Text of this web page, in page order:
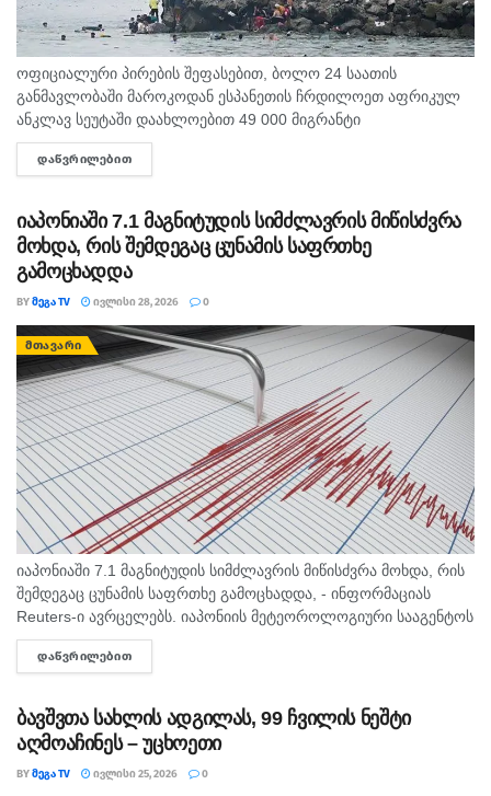
ოფიციალური პირების შეფასებით, ბოლო 24 საათის
განმავლობაში მაროკოდან ესპანეთის ჩრდილოეთ აფრიკულ
ანკლავ სეუტაში დაახლოებით 49 000 მიგრანტი
გადავიდა. ინფორმაციას BBC ავრცელებს. ხუთშაბათს
გავრცელებულ ვიდეოებსა და ფოტოებში ჩანს, როგორ შედის
ᲓᲐᲬᲕᲠᲘᲚᲔᲑᲘᲗ
იაპონიაში 7.1 მაგნიტუდის სიმძლავრის მიწისძვრა
მოხდა, რის შემდეგაც ცუნამის საფრთხე
გამოცხადდა
BYᲛᲔᲒᲐ TV ᲘᲕᲚᲘᲡᲘ 28, 2026 0
ᲛᲗᲐᲕᲐᲠᲘ
იაპონიაში 7.1 მაგნიტუდის სიმძლავრის მიწისძვრა მოხდა, რის
შემდეგაც ცუნამის საფრთხე გამოცხადდა, - ინფორმაციას
Reuters-ი ავრცელებს. იაპონიის მეტეოროლოგიური სააგენტოს
ცნობით, მიწისძვრა კუნძულ კიუ-შიუზე, კუმამოტოს
პრეფექტურაში მოხდა. ხელისუფლებამ 1 მეტრის სიმაღლის
ᲓᲐᲬᲕᲠᲘᲚᲔᲑᲘᲗ
ბავშვთა სახლის ადგილას, 99 ჩვილის ნეშტი
აღმოაჩინეს – უცხოეთი
BYᲛᲔᲒᲐ TV ᲘᲕᲚᲘᲡᲘ 25, 2026 0